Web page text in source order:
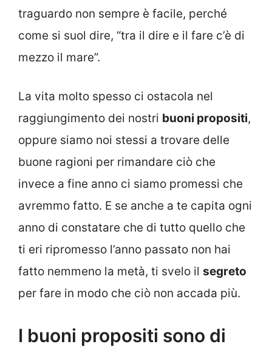
traguardo non sempre è facile, perché
come si suol dire, “tra il dire e il fare c’è di
mezzo il mare”.
La vita molto spesso ci ostacola nel
raggiungimento dei nostri buoni propositi,
oppure siamo noi stessi a trovare delle
buone ragioni per rimandare ciò che
invece a fine anno ci siamo promessi che
avremmo fatto. E se anche a te capita ogni
anno di constatare che di tutto quello che
ti eri ripromesso l’anno passato non hai
fatto nemmeno la metà, ti svelo il segreto
per fare in modo che ciò non accada più.
I buoni propositi sono di